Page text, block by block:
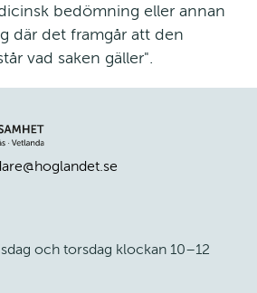
bedömning eller annan
där det framgår att den
vad saken gäller".
och torsdag klockan 10–12